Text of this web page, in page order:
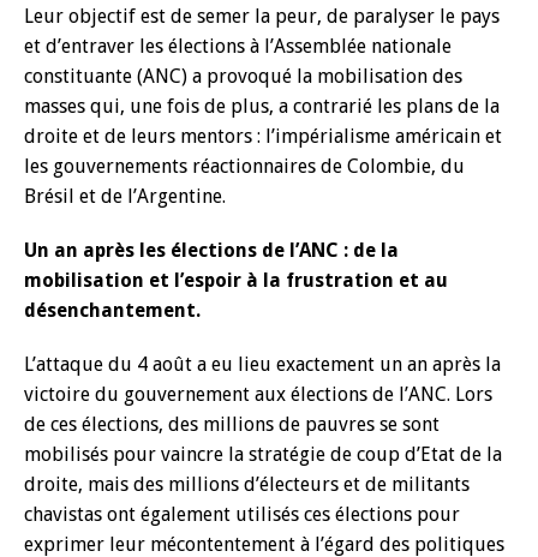
Leur objectif est de semer la peur, de paralyser le pays
et d’entraver les élections à l’Assemblée nationale
constituante (ANC) a provoqué la mobilisation des
masses qui, une fois de plus, a contrarié les plans de la
droite et de leurs mentors : l’impérialisme américain et
les gouvernements réactionnaires de Colombie, du
Brésil et de l’Argentine.
Un an après les élections de l’ANC : de la
mobilisation et l’espoir à la frustration et au
désenchantement.
L’attaque du 4 août a eu lieu exactement un an après la
victoire du gouvernement aux élections de l’ANC. Lors
de ces élections, des millions de pauvres se sont
mobilisés pour vaincre la stratégie de coup d’Etat de la
droite, mais des millions d’électeurs et de militants
chavistas ont également utilisés ces élections pour
exprimer leur mécontentement à l’égard des politiques